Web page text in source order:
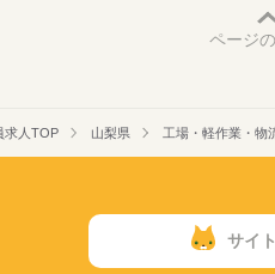
ページ
求人TOP 山梨県 工場・軽作業・物
サイ